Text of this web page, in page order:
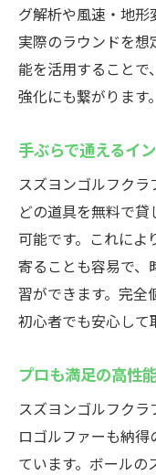
友人や同
スキルア
法
初めてで
ゴルフを
ト
グ解析や風速・地形
実際のラウンドを想
能を活用することで
強化にも繋がります。
手ぶらで通えるイ
スズヨンゴルフク
どの道具を無料で
可能です。これによ
寄ることも容易で
習ができます。完全
初心者でも安心して
プロも満足の高性
スズヨンゴルフク
ロゴルファーも納
ています。ボールの